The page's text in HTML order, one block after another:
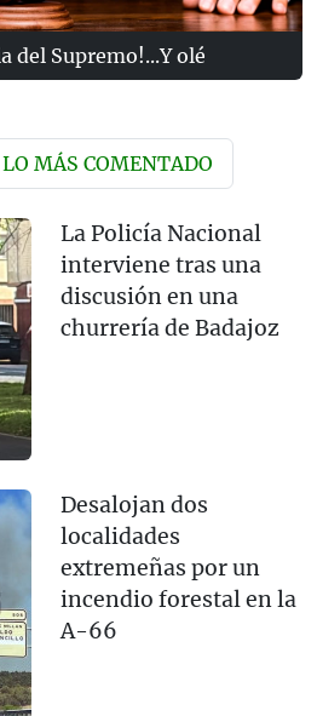
del Supremo!...Y olé
LO MÁS COMENTADO
La Policía Nacional
interviene tras una
discusión en una
churrería de Badajoz
Desalojan dos
localidades
extremeñas por un
incendio forestal en la
A-66